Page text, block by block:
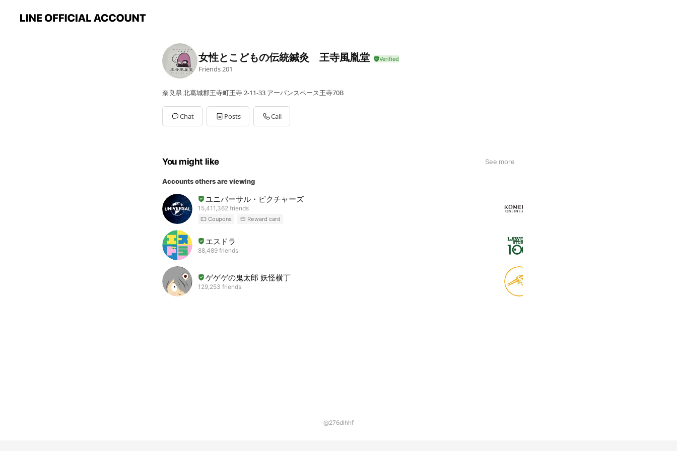
女性とこどもの伝統鍼灸 王寺風胤堂
Friends 201
奈良県 北葛城郡王寺町王寺 2-11-33 アーバンスペース王寺70B
Chat Posts Call
You might like See more
Accounts others are viewing
ユニバーサル・ピクチャーズ
15,411,362 friends
Coupons Reward card
エスドラ
88,489 friends
ゲゲゲの鬼太郎 妖怪横丁
129,253 friends
@276dlhhf